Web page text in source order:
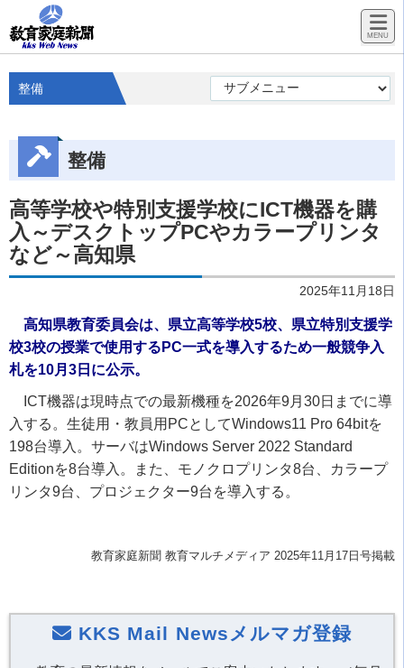
整備
整備
高等学校や特別支援学校にICT機器を購
入～デスクトップPCやカラープリンタ
など～高知県
2025年11月18日
高知県教育委員会は、県立高等学校5校、県立特別支援学
校3校の授業で使用するPC一式を導入するため一般競争入
札を10月3日に公示。
ICT機器は現時点での最新機種を2026年9月30日までに導
入する。生徒用・教員用PCとしてWindows11 Pro 64bitを
198台導入。サーバはWindows Server 2022 Standard
Editionを8台導入。また、モノクロプリンタ8台、カラープ
リンタ9台、プロジェクター9台を導入する。
教育家庭新聞 教育マルチメディア 2025年11月17日号掲載
KKS Mail Newsメルマガ登録